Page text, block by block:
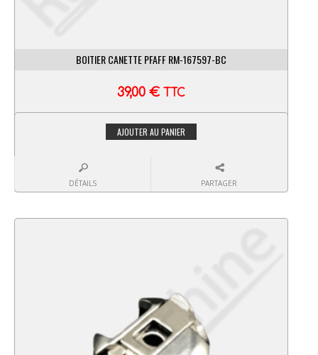
BOITIER CANETTE PFAFF RM-167597-BC
39,00 € TTC
AJOUTER AU PANIER
DÉTAILS PARTAGER